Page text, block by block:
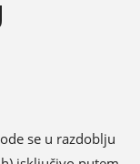
se u razdoblju